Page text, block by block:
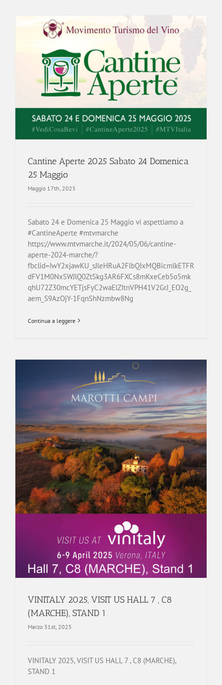
Cantine Aperte 2025 Sabato 24 Domenica
25 Maggio
Maggio 17th, 2025
Sabato 24 e Domenica 25 Maggio vi aspettiamo a
#CantineAperte #mtvmarche
https://www.mtvmarche.it/2024/05/06/cantine-
aperte-2024-marche/?
fbclid=IwY2xjawKU_sJleHRuA2FlbQIxMQBicmlkETFR
dFV1M0NxSWJlQ0ZtSkg3AR6FXCs8mKxeCeb5o5mk
qhU72Z30mcYETjsFyC2waElZItnVPH41V2GrJ_EO2g_
aem_S9AzOjY-1FqnShNzmbw8Ng
Continua a leggere
VINITALY 2025, VISIT US HALL 7 , C8
(MARCHE), STAND 1
Marzo 31st, 2025
VINITALY 2025, VISIT US HALL 7 , C8 (MARCHE),
STAND 1